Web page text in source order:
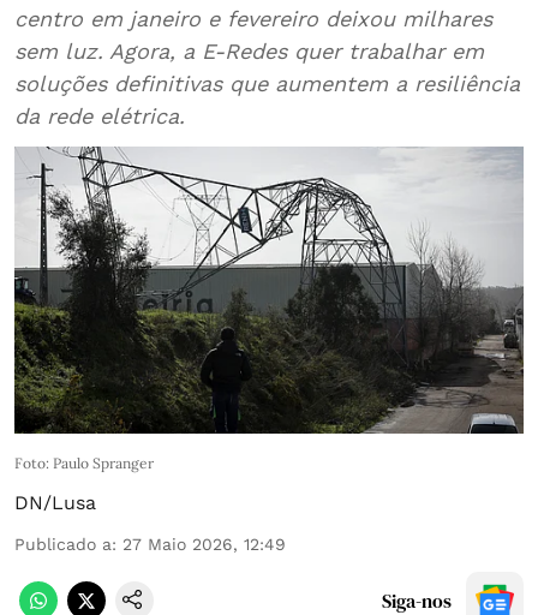
centro em janeiro e fevereiro deixou milhares
sem luz. Agora, a E-Redes quer trabalhar em
soluções definitivas que aumentem a resiliência
da rede elétrica.
Foto: Paulo Spranger
DN/Lusa
Publicado a: 27 Maio 2026, 12:49
Siga-nos